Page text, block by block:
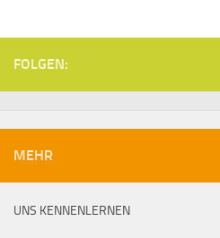
FOLGEN:
MEHR
UNS KENNENLERNEN